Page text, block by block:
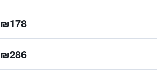
₪178
₪286